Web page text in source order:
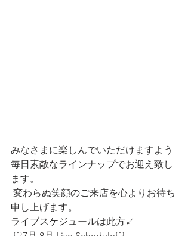
みなさまに楽しんでいただけますよう
毎日素敵なラインナップでお迎え致し
ます。
申し上げます。
ライブスケジュールは此方↙️